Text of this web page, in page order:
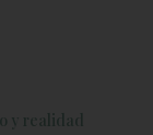
y realidad